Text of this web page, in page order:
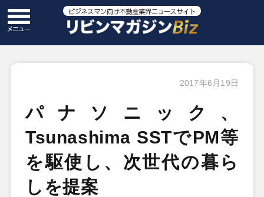
2017年6月19日
パナソニック、
Tsunashima SSTでPM等
を駆使し、次世代の暮ら
しを提案